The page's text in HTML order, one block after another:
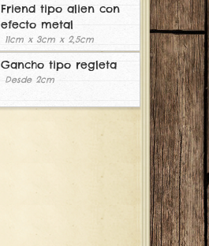
Friend tipo alien con
efecto metal
11cm x 3cm x 2,5cm
Gancho tipo regleta
Desde 2cm